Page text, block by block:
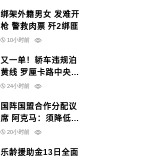
绑架外籍男女 发难开
枪 警救肉票 歼2绑匪
10小时前
又一单！轿车违规泊
黄线 罗厘卡路中央塞
车24小时前
国阵国盟合作分配议
席 阿克马：须降低姿
态谈
20小时前
乐龄援助金13日全面